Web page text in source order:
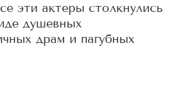
эти актеры столкнулись
душевных
драм и пагубных